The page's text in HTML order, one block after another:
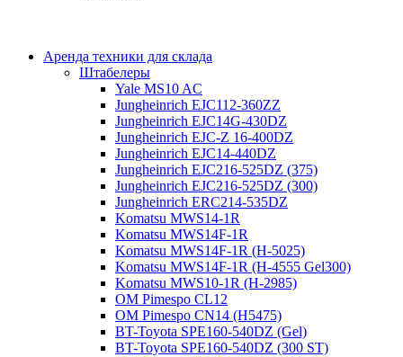
Аренда техники для склада
Штабелеры
Yale MS10 AC
Jungheinrich EJC112-360ZZ
Jungheinrich EJC14G-430DZ
Jungheinrich EJC-Z 16-400DZ
Jungheinrich EJC14-440DZ
Jungheinrich EJC216-525DZ (375)
Jungheinrich EJC216-525DZ (300)
Jungheinrich ERC214-535DZ
Komatsu MWS14-1R
Komatsu MWS14F-1R
Komatsu MWS14F-1R (H-5025)
Komatsu MWS14F-1R (H-4555 Gel300)
Komatsu MWS10-1R (Н-2985)
OM Pimespo CL12
OM Pimespo CN14 (Н5475)
BT-Toyota SPE160-540DZ (Gel)
BT-Toyota SPE160-540DZ (300 ST)